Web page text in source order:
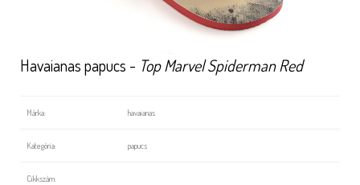
Havaianas papucs - Top Marvel Spiderman Red
Márka: havaianas
Kategória: papucs
Cikkszám: